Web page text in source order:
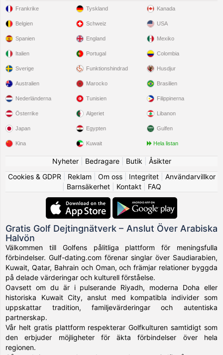
Frankrike
Belgien
Spanien
Italien
Sverige
Tyskland
Schweiz
England
Portugal
Funktionshindrad
Kanada
USA
Mexiko
Colombia
Husdjur
Australien
Nederländerna
Österrike
Japan
Kina
Marocko
Tunisien
Algeriet
Egypten
Kuwait
Brasilien
Filippinerna
Libanon
Gulfen
Hela listan
Nyheter| Bedragare| Butik
Åsikter
Cookies & GDPR
Reklam Om oss| Integritet| Användarvillkor
Barnsäkerhet| Kontakt| FAQ
Gratis Golf Dejtingnätverk – Anslut Över Arabiska
Halvön
Välkommen till Golfens pålitliga plattform för meningsfulla
förbindelser. Gulf-dating.com förenar singlar över Saudiarabien,
Kuwait, Qatar, Bahrain och Oman, och främjar relationer byggda
på delade värderingar och kulturell förståelse.
Oavsett om du är i pulserande Riyadh, moderna Doha eller
historiska Kuwait City, anslut med kompatibla individer som
uppskattar tradition, familjevärderingar och autentiska
partnerskap.
Vår helt gratis plattform respekterar Golfkulturen samtidigt som
den erbjuder möjligheter för äkta förbindelser över hela
regionen.